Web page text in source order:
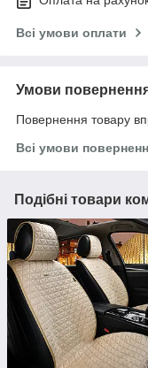
Всі умови оплати
Умови
Повернення товару
Всі умови
Подібні товари